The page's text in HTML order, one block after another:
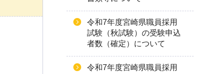
令和7年度宮崎県職員採用
試験（秋試験）の受験申込
者数（確定）について
令和7年度宮崎県職員採用